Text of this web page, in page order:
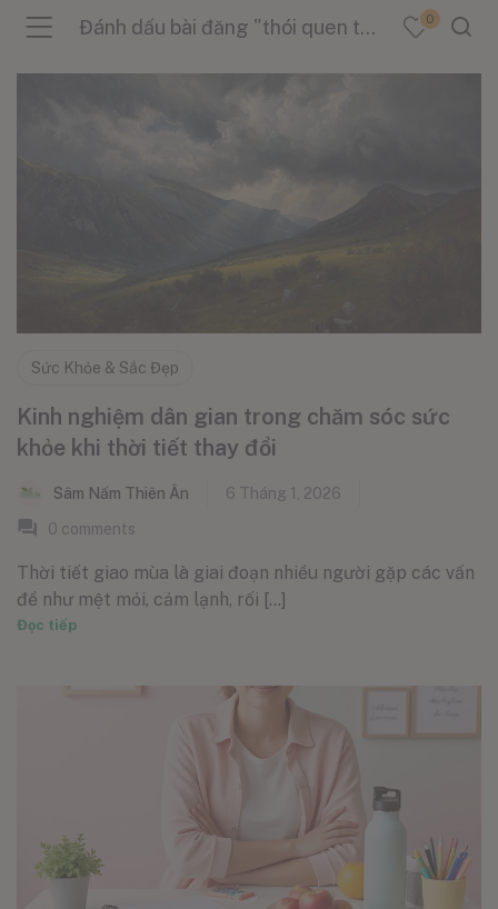
(Tin Tức )
Đánh dấu bài đăng "thói quen tốt cho sức khỏe" 0
Sức Khỏe & Sắc Đẹp
Kinh nghiệm dân gian trong chăm sóc sức
khỏe khi thời tiết thay đổi
Sâm Nấm Thiên Ân
6 Tháng 1, 2026
0 comments
Thời tiết giao mùa là giai đoạn nhiều người gặp các vấn
đề như mệt mỏi, cảm lạnh, rối [...]
Đọc tiếp